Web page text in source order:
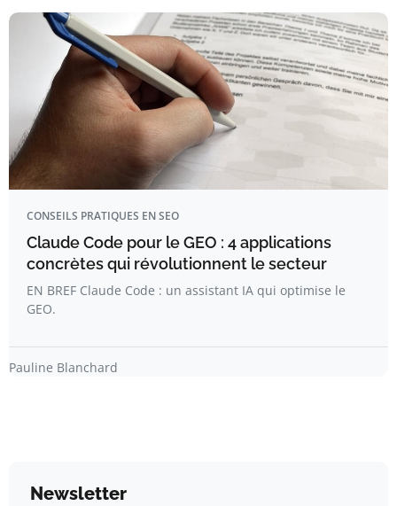
CONSEILS PRATIQUES EN SEO
Claude Code pour le GEO : 4 applications
concrètes qui révolutionnent le secteur
EN BREF Claude Code : un assistant IA qui optimise le
GEO.
Pauline Blanchard
Newsletter